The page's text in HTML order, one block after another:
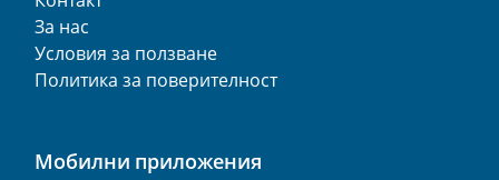
За нас
Условия за ползване
Политика за поверителност
Мобилни приложения